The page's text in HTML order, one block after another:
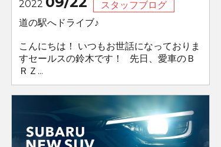
2022
スタッフブログ
道の駅へドライブ♪
こんにちは！ いつもお世話になっておりま
すセールスの鈴木です！ 先日、愛車のＢ
ＲＺ...